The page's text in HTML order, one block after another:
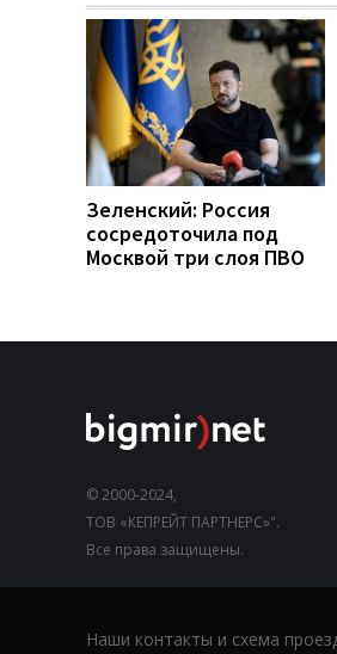
Зеленский: Россия
сосредоточила под
Москвой три слоя ПВО
© 2000-2024,
ТОВ «КЕПРЕЙТ ПАРТНЕРС»".
Все права защищены.
Наши контакты и схема